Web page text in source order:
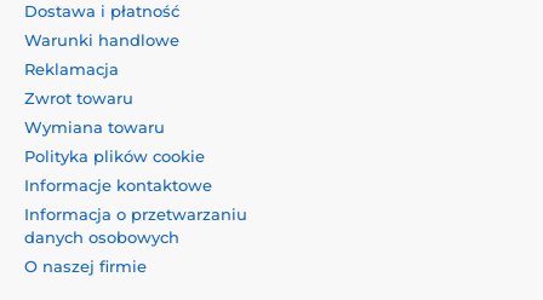
Dostawa i płatność
Warunki handlowe
Reklamacja
Zwrot towaru
Wymiana towaru
Polityka plików cookie
Informacje kontaktowe
Informacja o przetwarzaniu
danych osobowych
O naszej firmie